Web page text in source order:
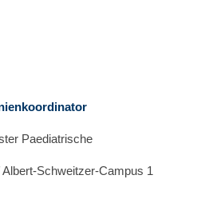
Paediatrische
Schweitzer-Campus 1